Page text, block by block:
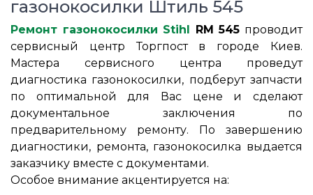
газонокосилки Штиль 545
Ремонт газонокосилки Stihl RM 545 проводит
сервисный центр Торгпост в городе Киев.
Мастера сервисного центра проведут
диагностика газонокосилки, подберут запчасти
по оптимальной для Вас цене и сделают
документальное заключения по
предварительному ремонту. По завершению
диагностики, ремонта, газонокосилка выдается
заказчику вместе с документами.
Особое внимание акцентируется на: